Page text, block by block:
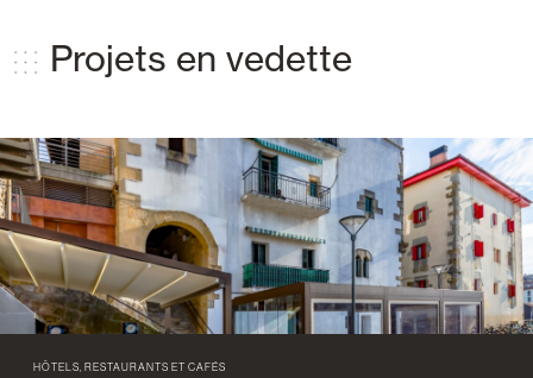
Projets en vedette
HÔTELS, RESTAURANTS ET CAFÉS